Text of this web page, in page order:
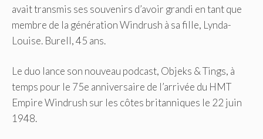
avait transmis ses souvenirs d’avoir grandi en tant que
membre de la génération Windrush à sa fille, Lynda-
Louise. Burell, 45 ans.
Le duo lance son nouveau podcast, Objeks & Tings, à
temps pour le 75e anniversaire de l’arrivée du HMT
Empire Windrush sur les côtes britanniques le 22 juin
1948.